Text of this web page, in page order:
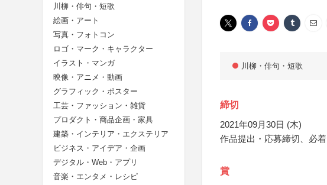
川柳・俳句・短歌
絵画・アート
写真・フォトコン
ロゴ・マーク・キャラクター
イラスト・マンガ
映像・アニメ・動画
グラフィック・ポスター
工芸・ファッション・雑貨
プロダクト・商品企画・家具
建築・インテリア・エクステリア
ビジネス・アイデア・企画
デジタル・Web・アプリ
音楽・エンタメ・レシピ
川柳・俳句・短歌
締切
2021年09月30日 (木)
作品提出・応募締切、必着
賞